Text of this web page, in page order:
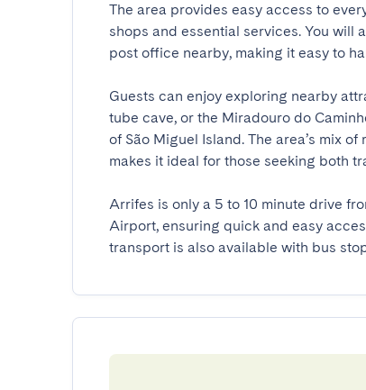
The area provides easy access to
shops and essential services. You will
post office nearby, making it easy to
Guests can enjoy exploring nearby
tube cave, or the Miradouro do
of São Miguel Island. The area’s mix
makes it ideal for those seeking both
Arrifes is only a 5 to 10 minute drive
Airport, ensuring quick and easy
transport is also available with bus